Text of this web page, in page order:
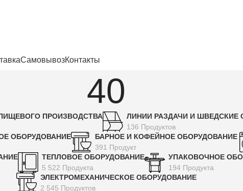
СамовывозКонтакты
40
ПРОИЗВОДСТВА
ЛИНИИ РАЗДАЧИ И ШВЕДСКИЕ
136 Продуктов
ОБОРУДОВАНИЕ
БАРНОЕ И КОФЕЙНОЕ ОБОРУДОВАНИЕ
391 Продукт
ТЕПЛОВОЕ ОБОРУДОВАНИЕ
5 522 Продукта
УПАКОВОЧНОЕ
194 Продукта
ЭЛЕКТРОМЕХАНИЧЕСКОЕ ОБОРУДОВАНИЕ
2 545 Продуктов